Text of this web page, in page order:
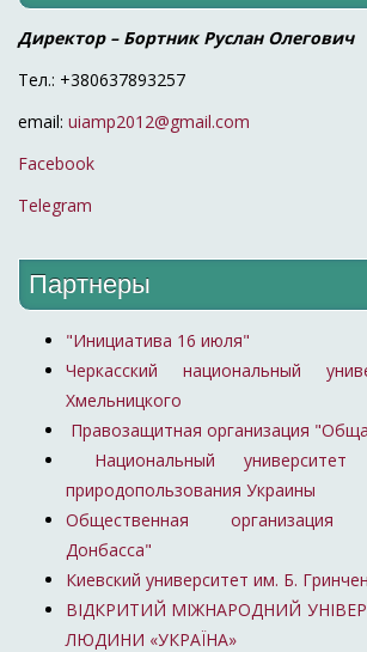
Директор – Бортник Руслан Олегович
Тел.: +380637893257
email: uiamp2012@gmail.com
Facebook
Telegram
Партнеры
"Инициатива 16 июля"
Черкасский национальный
Хмельницкого
Правозащитная организация
Национальный
природопользования Украины
Общественная организация
Донбасса"
Киевский университет им. Б.
ВІДКРИТИЙ МІЖНАРОДНИЙ
ЛЮДИНИ «УКРАЇНА»